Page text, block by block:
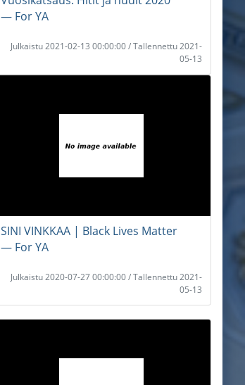
― For YA
Julkaistu 2021-02-13 00:00:00 / Tallennettu 2021-
05-13
SINI VINKKAA | Black Lives Matter
― For YA
Julkaistu 2020-07-27 00:00:00 / Tallennettu 2021-
05-13